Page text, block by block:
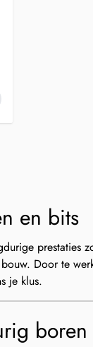
en bits
prestaties
Door te
je klus.
boren